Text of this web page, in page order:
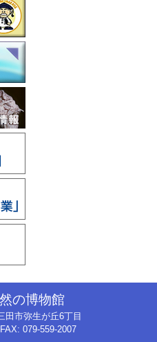
の博物館
田市弥生が丘6丁目
079-559-2007